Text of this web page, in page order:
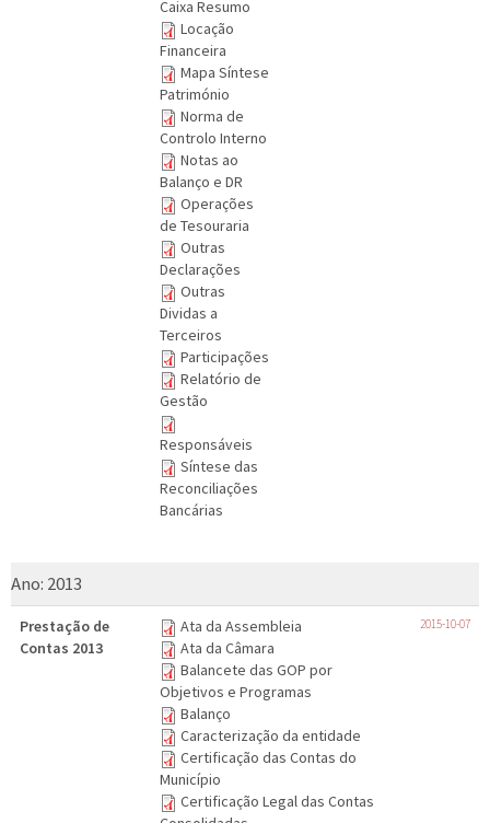
Caixa Resumo
Locação
Financeira
Mapa Síntese
Património
Norma de
Controlo Interno
Notas ao
Balanço e DR
Operações
de Tesouraria
Outras
Declarações
Outras
Dividas a
Terceiros
Participações
Relatório de
Gestão
Responsáveis
Síntese das
Reconciliações
Bancárias
Ano: 2013
Prestação de
Contas 2013
Ata da Assembleia
Ata da Câmara
Balancete das GOP por
Objetivos e Programas
Balanço
Caracterização da entidade
Certificação das Contas do
Município
Certificação Legal das Contas
2015-10-07